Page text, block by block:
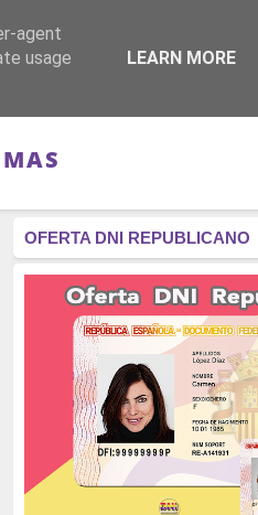
RÉGIMEN - MONARQUÍA
OFERTA DNI REPUBLICANO
agent
usage
LEARN MORE